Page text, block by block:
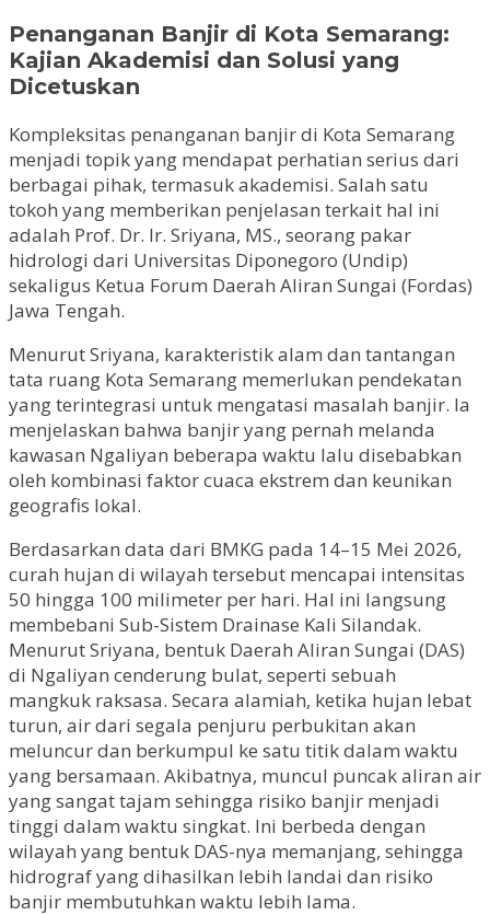
Penanganan Banjir di Kota Semarang:
Kajian Akademisi dan Solusi yang
Dicetuskan
Kompleksitas penanganan banjir di Kota Semarang
menjadi topik yang mendapat perhatian serius dari
berbagai pihak, termasuk akademisi. Salah satu
tokoh yang memberikan penjelasan terkait hal ini
adalah Prof. Dr. Ir. Sriyana, MS., seorang pakar
hidrologi dari Universitas Diponegoro (Undip)
sekaligus Ketua Forum Daerah Aliran Sungai (Fordas)
Jawa Tengah.
Menurut Sriyana, karakteristik alam dan tantangan
tata ruang Kota Semarang memerlukan pendekatan
yang terintegrasi untuk mengatasi masalah banjir. Ia
menjelaskan bahwa banjir yang pernah melanda
kawasan Ngaliyan beberapa waktu lalu disebabkan
oleh kombinasi faktor cuaca ekstrem dan keunikan
geografis lokal.
Berdasarkan data dari BMKG pada 14–15 Mei 2026,
curah hujan di wilayah tersebut mencapai intensitas
50 hingga 100 milimeter per hari. Hal ini langsung
membebani Sub-Sistem Drainase Kali Silandak.
Menurut Sriyana, bentuk Daerah Aliran Sungai (DAS)
di Ngaliyan cenderung bulat, seperti sebuah
mangkuk raksasa. Secara alamiah, ketika hujan lebat
turun, air dari segala penjuru perbukitan akan
meluncur dan berkumpul ke satu titik dalam waktu
yang bersamaan. Akibatnya, muncul puncak aliran air
yang sangat tajam sehingga risiko banjir menjadi
tinggi dalam waktu singkat. Ini berbeda dengan
wilayah yang bentuk DAS-nya memanjang, sehingga
hidrograf yang dihasilkan lebih landai dan risiko
banjir membutuhkan waktu lebih lama.